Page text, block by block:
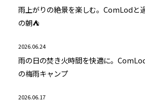
雨上がりの絶景を楽しむ。ComLodと
の朝⛺
2026.06.24
雨の日の焚き火時間を快適に。
の梅雨キャンプ
2026.06.17